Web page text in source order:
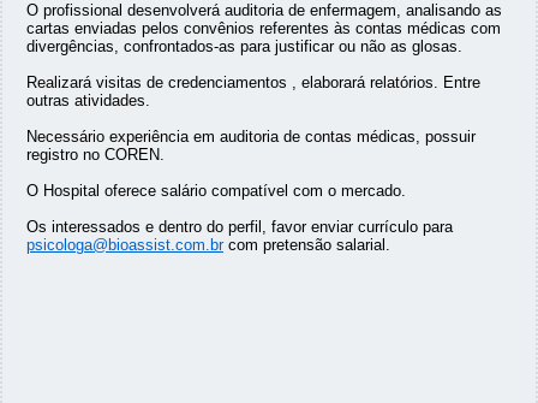
O profissional desenvolverá auditoria de enfermagem, analisando as
cartas enviadas pelos convênios referentes às contas médicas com
divergências, confrontados-as para justificar ou não as glosas.
Realizará visitas de credenciamentos , elaborará relatórios. Entre
outras atividades.
Necessário experiência em auditoria de contas médicas, possuir
registro no COREN.
O Hospital oferece salário compatível com o mercado.
Os interessados e dentro do perfil, favor enviar currículo para
psicologa@bioassist.com.brcom pretensão salarial.